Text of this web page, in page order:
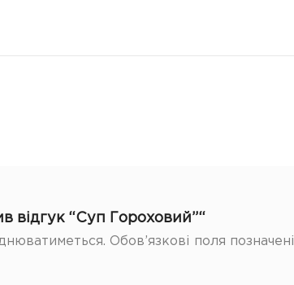
відгук “Суп Гороховий”“
Обов’язкові поля позначені